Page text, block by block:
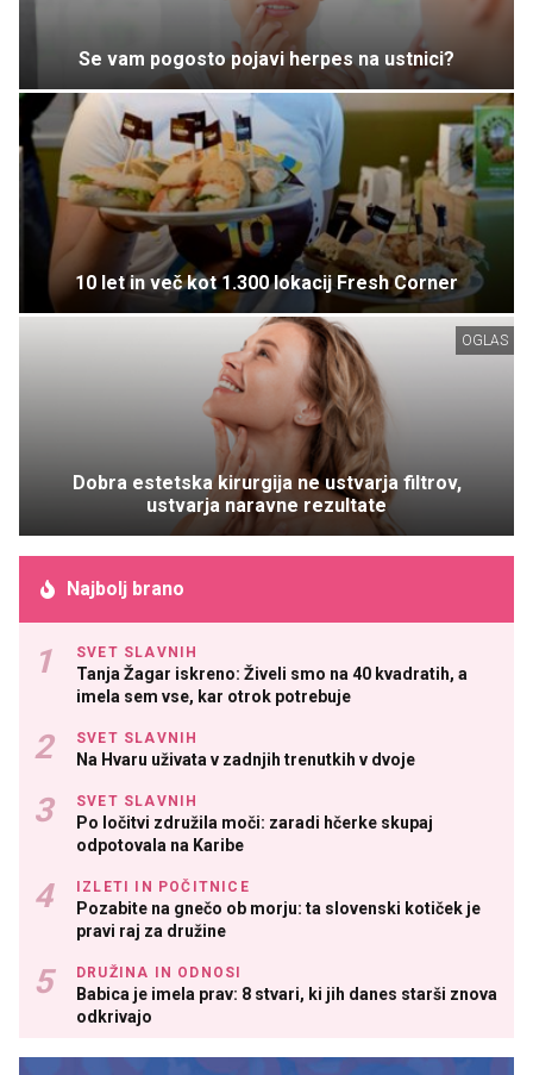
Se vam pogosto pojavi herpes na ustnici?
10 let in več kot 1.300 lokacij Fresh Corner
OGLAS
Dobra estetska kirurgija ne ustvarja filtrov,
ustvarja naravne rezultate
Najbolj brano
SVET SLAVNIH
Tanja Žagar iskreno: Živeli smo na 40 kvadratih, a
imela sem vse, kar otrok potrebuje
SVET SLAVNIH
Na Hvaru uživata v zadnjih trenutkih v dvoje
SVET SLAVNIH
Po ločitvi združila moči: zaradi hčerke skupaj
odpotovala na Karibe
IZLETI IN POČITNICE
Pozabite na gnečo ob morju: ta slovenski kotiček je
pravi raj za družine
DRUŽINA IN ODNOSI
Babica je imela prav: 8 stvari, ki jih danes starši znova
odkrivajo